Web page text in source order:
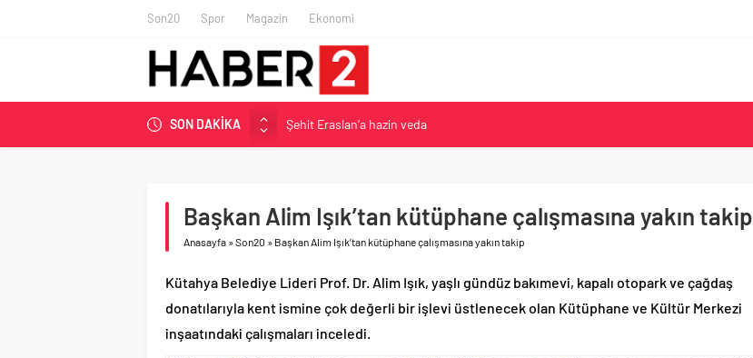
Son20 Spor Magazin Ekonomi
SON DAKİKA
Şehit Eraslan’a hazin veda
Toprak Razgatlıoğlu Çekya’da ikinci oldu
BAU Tıp’tan öğrencilerine 500 bin liralık bilimsel destek
İzmit Belediyesi’nden Tepeköy’de asfalt mesaisi
Başkan Alim Işık’tan kütüphane çalışmasına yakın takip
Anasayfa »Son20 » Başkan Alim Işık’tan kütüphane çalışmasına yakın takip
Kütahya Belediye Lideri Prof. Dr. Alim Işık, yaşlı gündüz bakımevi, kapalı otopark ve çağdaş
donatılarıyla kent ismine çok değerli bir işlevi üstlenecek olan Kütüphane ve Kültür Merkezi
inşaatındaki çalışmaları inceledi.